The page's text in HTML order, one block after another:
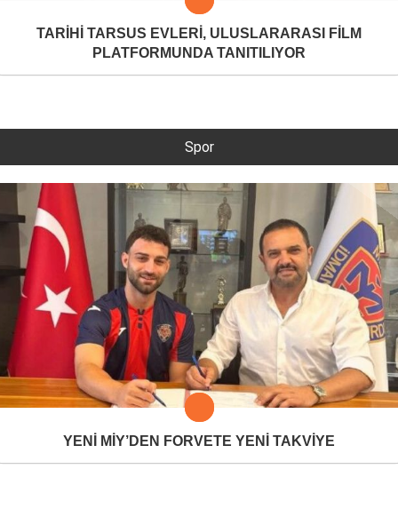
TARİHİ TARSUS EVLERİ, ULUSLARARASI FİLM
PLATFORMUNDA TANITILIYOR
Spor
YENİ MİY’DEN FORVETE YENİ TAKVİYE